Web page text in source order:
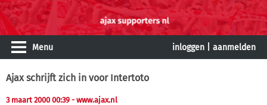
Menu inloggen aanmelden
Ajax schrijft zich in voor Intertoto
3 maart 2000 00:39 - www.ajax.nl